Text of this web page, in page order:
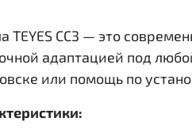
TEYES CC3 — это
адаптацией под
или помощь по